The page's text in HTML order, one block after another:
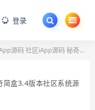
登录
iApp源码 秘奇简盒3.4版本社区系统源码 内含各种工具 有用户系统
盒3.4版本社区系统源